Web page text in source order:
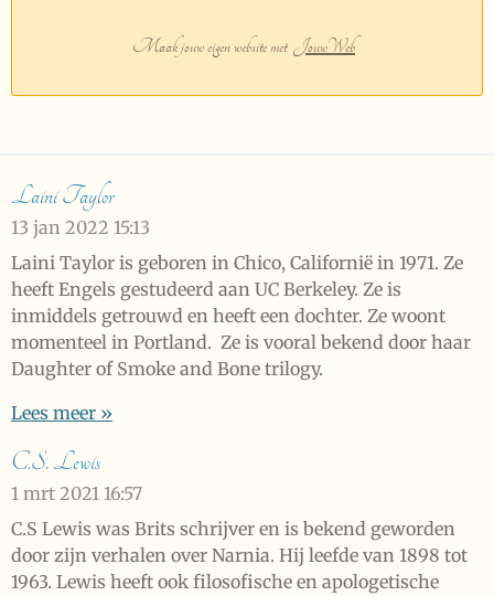
Maak jouw eigen website met JouwWeb
Laini Taylor
13 jan 2022 15:13
Laini Taylor is geboren in Chico, Californië in 1971. Ze
heeft Engels gestudeerd aan UC Berkeley. Ze is
inmiddels getrouwd en heeft een dochter. Ze woont
momenteel in Portland. Ze is vooral bekend door haar
Daughter of Smoke and Bone trilogy.
Lees meer »
C.S. Lewis
1 mrt 2021 16:57
C.S Lewis was Brits schrijver en is bekend geworden
door zijn verhalen over Narnia. Hij leefde van 1898 tot
1963. Lewis heeft ook filosofische en apologetische